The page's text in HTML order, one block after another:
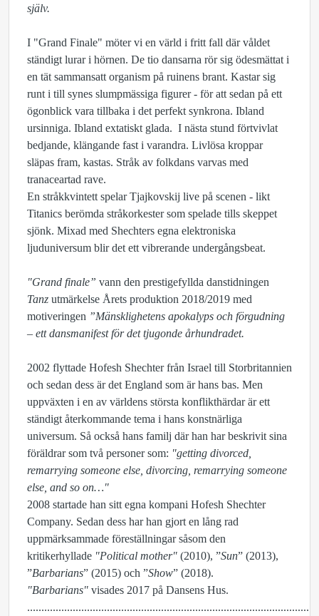
själv.
I "Grand Finale" möter vi en värld i fritt fall där våldet
ständigt lurar i hörnen. De tio dansarna rör sig ödesmättat i
en tät sammansatt organism på ruinens brant. Kastar sig
runt i till synes slumpmässiga figurer - för att sedan på ett
ögonblick vara tillbaka i det perfekt synkrona. Ibland
ursinniga. Ibland extatiskt glada. I nästa stund förtvivlat
bedjande, klängande fast i varandra. Livlösa kroppar
släpas fram, kastas. Stråk av folkdans varvas med
tranaceartad rave.
En stråkkvintett spelar Tjajkovskij live på scenen - likt
Titanics berömda stråkorkester som spelade tills skeppet
sjönk. Mixad med Shechters egna elektroniska
ljuduniversum blir det ett vibrerande undergångsbeat.
"Grand finale” vann den prestigefyllda danstidningen
Tanz utmärkelse Årets produktion 2018/2019 med
motiveringen ”Mänsklighetens apokalyps och förgudning
– ett dansmanifest för det tjugonde århundradet.
2002 flyttade Hofesh Shechter från Israel till Storbritannien
och sedan dess är det England som är hans bas. Men
uppväxten i en av världens största konflikthärdar är ett
ständigt återkommande tema i hans konstnärliga
universum. Så också hans familj där han har beskrivit sina
föräldrar som två personer som: "getting divorced,
remarrying someone else, divorcing, remarrying someone
else, and so on…"
2008 startade han sitt egna kompani Hofesh Shechter
Company. Sedan dess har han gjort en lång rad
uppmärksammade föreställningar såsom den
kritikerhyllade "Political mother" (2010), ”Sun” (2013),
”Barbarians” (2015) och ”Show” (2018).
"Barbarians" visades 2017 på Dansens Hus.